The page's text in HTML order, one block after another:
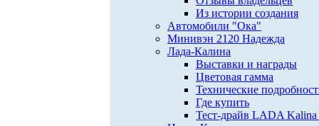
Из истории создания
Автомобили "Ока"
Минивэн 2120 Надежда
Лада-Калина
Выставки и награды
Цветовая гамма
Технические
Где купить
Тест-драйв LADA Kalina